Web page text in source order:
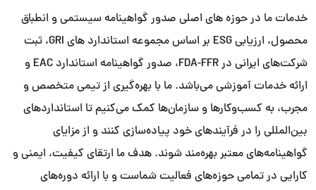
خدمات ما در حوزه های اصلی صدور گواهینامه سیستمی و انطباق
محصول، ارزیابی ESG بر اساس مجموعه استاندارد های GRI، ثبت
شرکت‌های ایرانی در FDA-FFR، صدور گواهینامه استاندارد EAC و
ارائه خدمات آموزشی می‌باشد. ما با بهره‌گیری از تیمی متخصص و
مجرب، به کسب‌وکارها و سازمان‌ها کمک می‌کنیم تا استانداردهای
بین‌المللی را در فرآیندهای خود پیاده‌سازی کنند و از مزایای
گواهینامه‌های معتبر بهره‌مند شوند. هدف ما ارتقای کیفیت، ایمنی و
کارایی در تمامی حوزه‌های فعالیت شماست و با ارائه دوره‌های